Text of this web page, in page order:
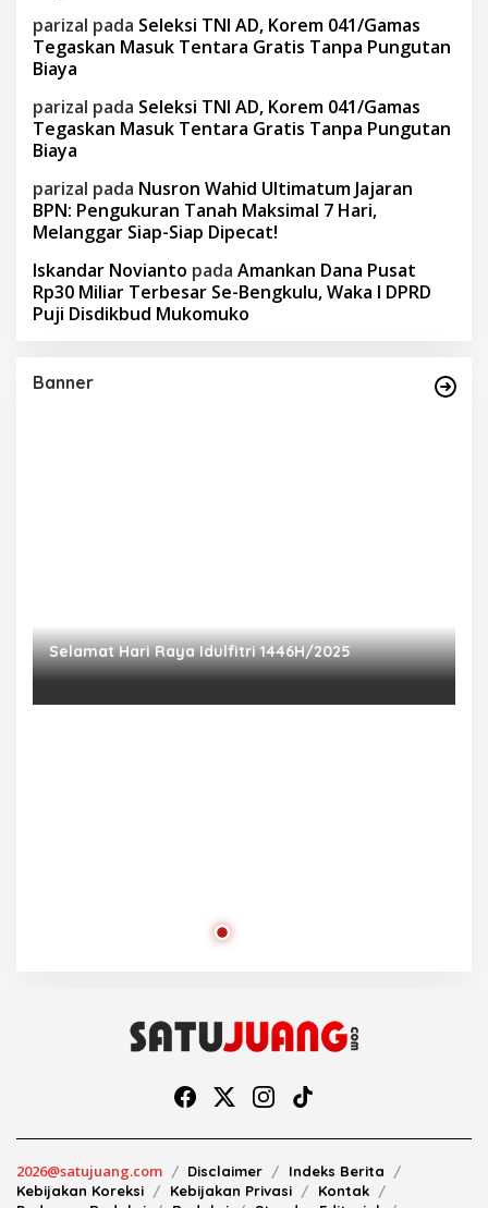
parizal pada Seleksi TNI AD, Korem 041/Gamas
Tegaskan Masuk Tentara Gratis Tanpa Pungutan
Biaya
parizal pada Seleksi TNI AD, Korem 041/Gamas
Tegaskan Masuk Tentara Gratis Tanpa Pungutan
Biaya
parizal pada Nusron Wahid Ultimatum Jajaran
BPN: Pengukuran Tanah Maksimal 7 Hari,
Melanggar Siap-Siap Dipecat!
Iskandar Novianto pada Amankan Dana Pusat
Rp30 Miliar Terbesar Se-Bengkulu, Waka I DPRD
Puji Disdikbud Mukomuko
Banner
Selamat Hari Raya Idulfitri 1446H/2025
2026@satujuang.com Disclaimer
Indeks Berita
Kebijakan Koreksi
Kebijakan Privasi
Kontak